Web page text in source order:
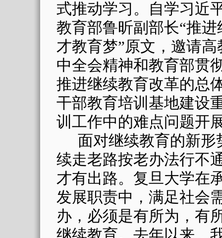
式推动学习。自学习近
教育部鲁昕副部长“推
才教育梦”原文，邀请
中全会精神和教育部贯
推进继续教育改革的总
干部教育培训基地建设
训工作中的难点问题开
面对继续教育的新
续走老路按老办法行不
才有出路。复旦大学在
发展职责中，满足社会
办，必须是有所为，有